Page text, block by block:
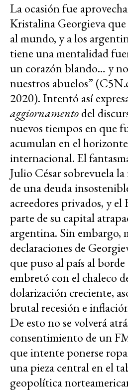
La ocasión fue
Kristalina Georgieva
al mundo, y a los
tiene una mentalidad
un corazón blando… y
nuestros abuelos”
2020). Intentó así
aggiornamentodel
nuevos tiempos en que
acumulan en el
internacional. El
Julio César sobrevuela
de una deuda
acreedores privados, y
parte de su capital
argentina. Sin embargo,
declaraciones de
que puso al país al
embretó con el chaleco
dolarización creciente,
brutal recesión e
De esto no se volverá
consentimiento de un
que intente ponerse
una pieza central en el
geopolítica